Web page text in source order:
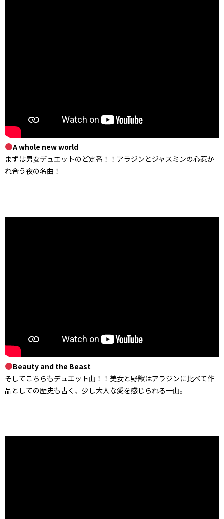
A whole new world
まずは男女デュエットのど定番！！アラジンとジャスミンの心惹か
れ合う夜の名曲！
Beauty and the Beast
そしてこちらもデュエット曲！！美女と野獣はアラジンに比べて作
品としての歴史も古く、少し大人な愛を感じられる一曲。